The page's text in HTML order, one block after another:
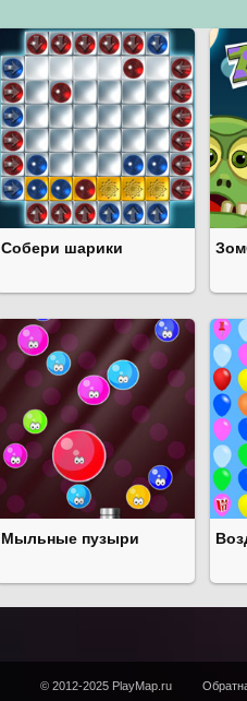
Собери шарики
Мыльные пузыри
© 2012-2025 PlayMap.ru